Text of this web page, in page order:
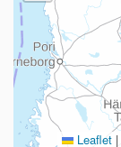
Leaflet |